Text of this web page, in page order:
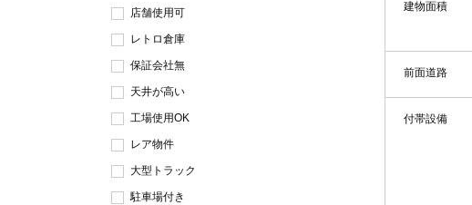
建物面積
前面道路
付帯設備
店舗使用可
レトロ倉庫
保証会社無
天井が高い
工場使用OK
レア物件
大型トラック
駐車場付き